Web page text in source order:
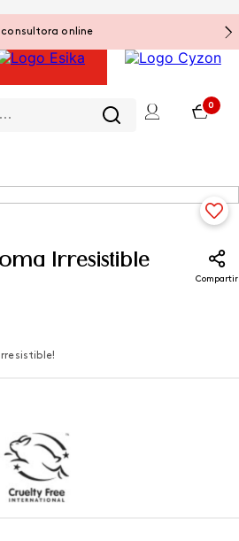
online
0
Irresistible
Compartir